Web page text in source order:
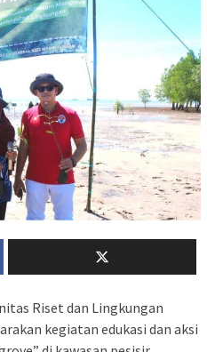
Riset dan Lingkungan
kegiatan edukasi dan aksi